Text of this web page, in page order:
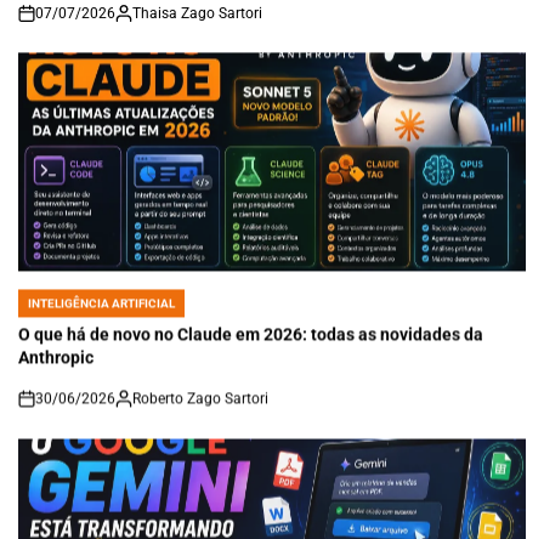
on
07/07/2026 Thaisa Zago Sartori
POSTED
INTELIGÊNCIA ARTIFICIAL
O que há de novo no Claude em 2026: todas as novidades da
Anthropic
on
30/06/2026 Roberto Zago Sartori